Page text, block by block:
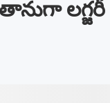
లగ్జరీ